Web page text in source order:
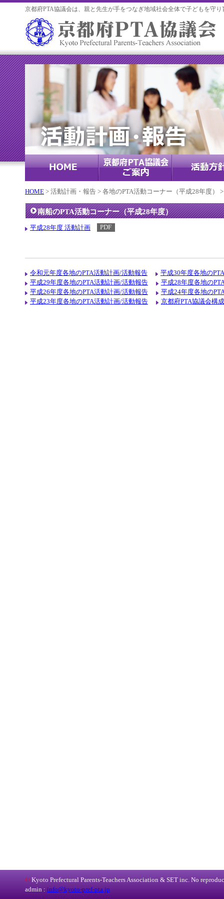
京都府PTA協議会は、親と先生が手をつなぎ地域社会全体で子どもを守
HOME > 活動計画・報告 > 各地のPTA活動コーナー（平成28年度）
南船のPTA活動コーナー（平成28年度）
平成28年度 活動計画 PDF
令和元年度各地のPTA活動計画/活動報告
平成30年度各地の
平成29年度各地のPTA活動計画/活動報告
平成28年度各地の
平成26年度各地のPTA活動計画/活動報告
平成24年度各地の
平成23年度各地のPTA活動計画/活動報告
京都府PTA協議会構
© Kyoto Prefectural Parents-Teachers Association & SET inc. No
admin : info@kyoto-pref-pta.jp